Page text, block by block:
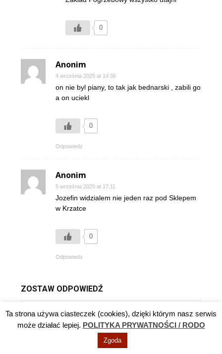
0
Anonim
4 września 2025 at 14:36
on nie byl piany, to tak jak bednarski , zabili go
a on uciekl
0
Odpowiedz
Anonim
5 września 2025 at 17:11
Jozefin widzialem nie jeden raz pod Sklepem
w Krzatce
0
Odpowiedz
ZOSTAW ODPOWIEDŹ
Ta strona używa ciasteczek (cookies), dzięki którym nasz serwis
może działać lepiej. POLITYKA PRYWATNOŚCI / RODO
Zgoda